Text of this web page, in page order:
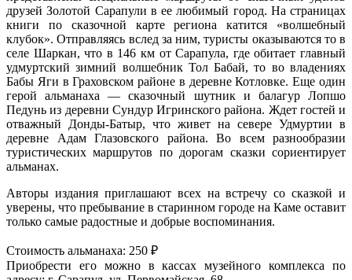
друзей Золотой Сарапули в ее любимый город. На страницах
книги по сказочной карте региона катится «волшебный
клубок». Отправляясь вслед за ним, туристы оказываются то в
селе Шаркан, что в 146 км от Сарапула, где обитает главный
удмуртский зимний волшебник Тол Бабай, то во владениях
Бабы Яги в Граховском районе в деревне Котловке. Еще один
герой альманаха — сказочный шутник и балагур Лопшо
Педунь из деревни Сундур Игринского района. Ждет гостей и
отважный Донды-Батыр, что живет на севере Удмуртии в
деревне Адам Глазовского района. Во всем разнообразии
туристических маршрутов по дорогам сказки сориентирует
альманах.
Авторы издания приглашают всех на встречу со сказкой и
уверены, что пребывание в старинном городе на Каме оставит
только самые радостные и добрые воспоминания.
Стоимость альманаха: 250 ₽
Приобрести его можно в кассах музейного комплекса по